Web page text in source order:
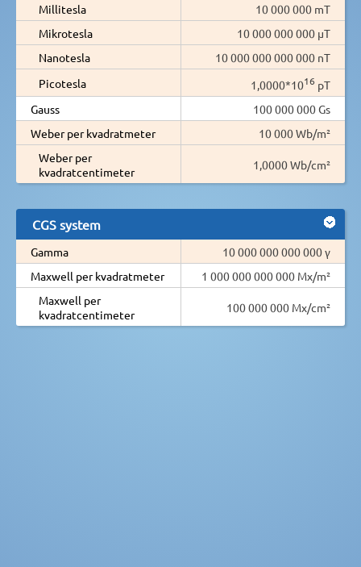
Millitesla
10 000 000 mT
Mikrotesla
10 000 000 000 µT
Nanotesla
10 000 000 000 000 nT
Picotesla
1,0000*1016 pT
Gauss
100 000 000 Gs
Weber per kvadratmeter
10 000 Wb/m²
Weber per
kvadratcentimeter
1,0000 Wb/cm²
CGS system
Gamma
10 000 000 000 000 γ
Maxwell per kvadratmeter
1 000 000 000 000 Mx/m²
Maxwell per
kvadratcentimeter
100 000 000 Mx/cm²